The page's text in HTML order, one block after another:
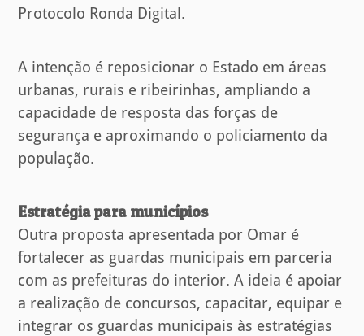
Protocolo Ronda Digital.
A intenção é reposicionar o Estado em áreas
urbanas, rurais e ribeirinhas, ampliando a
capacidade de resposta das forças de
segurança e aproximando o policiamento da
população.
Estratégia para municípios
Outra proposta apresentada por Omar é
fortalecer as guardas municipais em parceria
com as prefeituras do interior. A ideia é apoiar
a realização de concursos, capacitar, equipar e
integrar os guardas municipais às estratégias